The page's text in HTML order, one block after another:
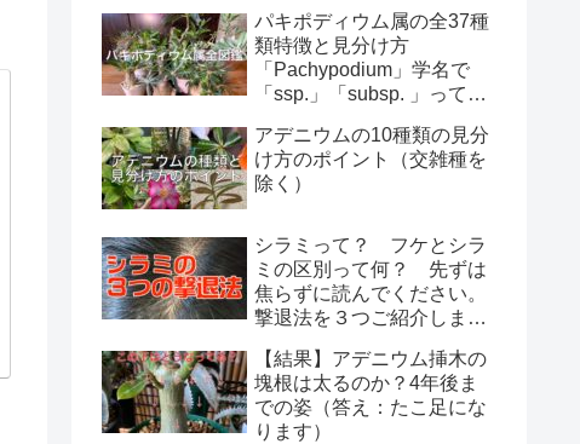
パキポディウム属の全37種
類特徴と見分け方
「Pachypodium」学名で
「ssp.」「subsp. 」って
アデニウムの10種類の見分
け方のポイント（交雑種を
除く）
シラミって？ フケとシラ
ミの区別って何？ 先ずは
焦らずに読んでください。
撃退法を３つご紹介しま
【結果】アデニウム挿木の
塊根は太るのか？4年後ま
での姿（答え：たこ足にな
ります）